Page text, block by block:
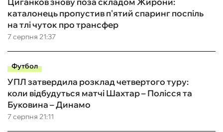
7 серпня 21:37
каталонець пропустив п'ятий спаринг поспіль
на тлі чуток про трансфер
Футбол
7 серпня 21:11
УПЛ затвердила розклад четвертого туру:
коли відбудуться матчі Шахтар – Полісся та
Буковина – Динамо